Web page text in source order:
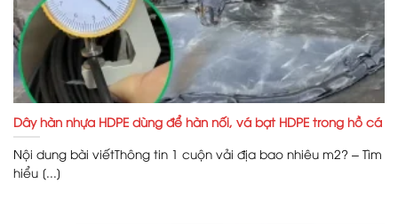
Dây hàn nhựa HDPE dùng để hàn nối, vá bạt HDPE trong hồ cá
Nội dung bài viếtThông tin 1 cuộn vải địa bao nhiêu m2? – Tìm
hiểu [...]